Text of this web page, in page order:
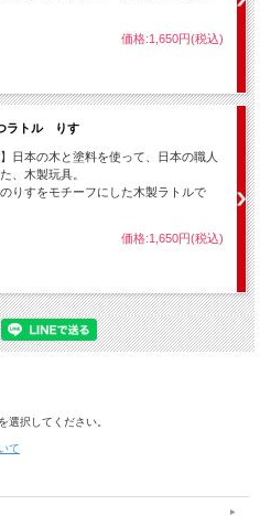
価格:1,650円(税込)
ラトル りす
】日本の木と塗料を使って、日本の職人
、木製玩具。
りすをモチーフにした木製ラトルで
価格:1,650円(税込)
選択してください。
て